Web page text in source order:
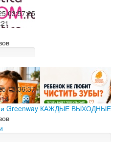
03:57:25
13:36:37
Greenway КАЖДЫЕ ВЫХОДНЫЕ